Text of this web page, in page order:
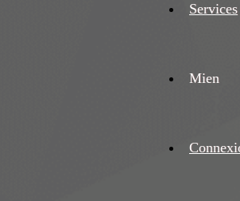
Services
Mien